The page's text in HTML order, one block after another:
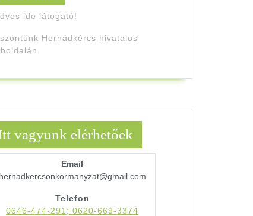
ide látogató!
Hernádkércs hivatalos
vagyunk elérhetőek
Email
hernadkercsonkormanyzat@gmail.com
Telefon
0646-474-291; 0620-669-3374